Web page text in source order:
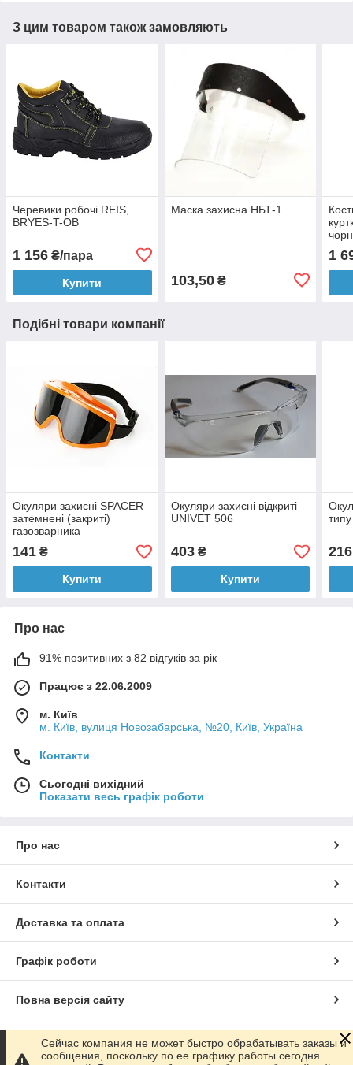
З цим товаром також замовляють
Черевики робочі REIS,
BRYES-T-OB
1 156 ₴/пара
Купити
Маска захисна НБТ-1
103,50₴
1
Подібні товари компанії
Окуляри захисні SPACER
затемнені (закриті)
газозварника
141 ₴
Купити
Окуляри захисні відкриті
UNIVET 506
403₴
Купити
216
Про нас
91% позитивних з 82 відгуків за рік
Працює з 22.06.2009
м. Київ
м. Київ, вулиця Новозабарська, №20, Київ, Україна
Контакти
Сьогодні вихідний
Показати весь графік роботи
Про нас
Контакти
Доставка та оплата
Графік роботи
Повна версія сайту
Сайт створено на маркетплейсі Prom.ua
Сейчас компания не может быстро обрабатывать заказы и
сообщения, поскольку по ее графику работы сегодня